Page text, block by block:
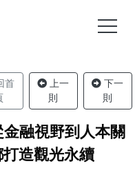
首
上一
則
下一
則
金融視野到人本關
造觀光永續